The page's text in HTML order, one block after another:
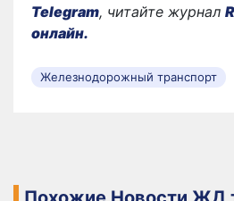
Telegram, читайте журнал
онлайн.
Железнодорожный транспорт